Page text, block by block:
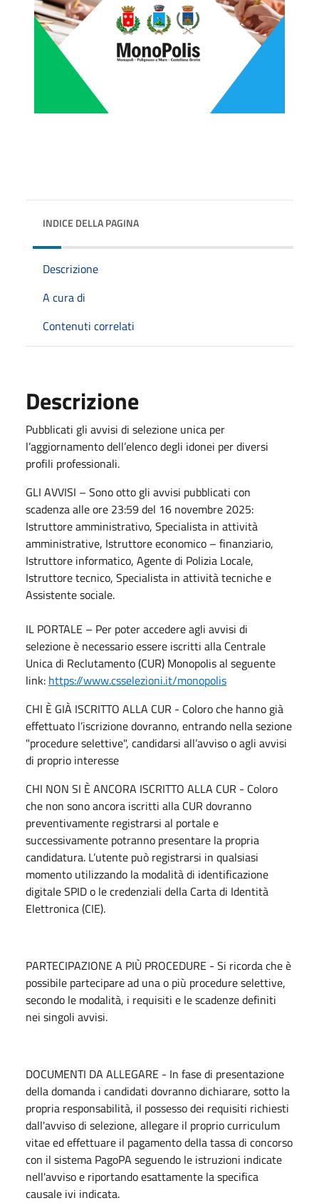
INDICE DELLA PAGINA
Descrizione
A cura di
Contenuti correlati
Descrizione
Pubblicati gli avvisi di selezione unica per
l’aggiornamento dell’elenco degli idonei per diversi
profili professionali.
GLI AVVISI – Sono otto gli avvisi pubblicati con
scadenza alle ore 23:59 del 16 novembre 2025:
Istruttore amministrativo, Specialista in attività
amministrative, Istruttore economico – finanziario,
Istruttore informatico, Agente di Polizia Locale,
Istruttore tecnico, Specialista in attività tecniche e
Assistente sociale.
IL PORTALE – Per poter accedere agli avvisi di
selezione è necessario essere iscritti alla Centrale
Unica di Reclutamento (CUR) Monopolis al seguente
link: https://www.csselezioni.it/monopolis
CHI È GIÀ ISCRITTO ALLA CUR - Coloro che hanno già
effettuato l’iscrizione dovranno, entrando nella sezione
"procedure selettive", candidarsi all’avviso o agli avvisi
di proprio interesse
CHI NON SI È ANCORA ISCRITTO ALLA CUR - Coloro
che non sono ancora iscritti alla CUR dovranno
preventivamente registrarsi al portale e
successivamente potranno presentare la propria
candidatura. L’utente può registrarsi in qualsiasi
momento utilizzando la modalità di identificazione
digitale SPID o le credenziali della Carta di Identità
Elettronica (CIE).
PARTECIPAZIONE A PIÙ PROCEDURE - Si ricorda che è
possibile partecipare ad una o più procedure selettive,
secondo le modalità, i requisiti e le scadenze definiti
nei singoli avvisi.
DOCUMENTI DA ALLEGARE - In fase di presentazione
della domanda i candidati dovranno dichiarare, sotto la
propria responsabilità, il possesso dei requisiti richiesti
dall'avviso di selezione, allegare il proprio curriculum
vitae ed effettuare il pagamento della tassa di concorso
con il sistema PagoPA seguendo le istruzioni indicate
nell'avviso e riportando esattamente la specifica
causale ivi indicata.